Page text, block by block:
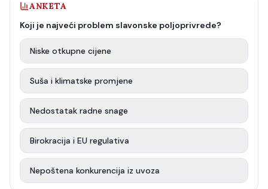
ANKETA
Koji je najveći problem slavonske poljoprivrede?
Niske otkupne cijene
Suša i klimatske promjene
Nedostatak radne snage
Birokracija i EU regulativa
Nepoštena konkurencija iz uvoza